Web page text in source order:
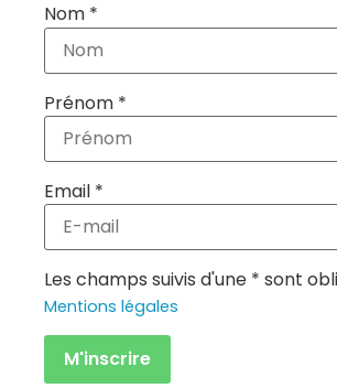
Nom *
Prénom *
Email *
Les champs suivis d'une * sont
Mentions légales